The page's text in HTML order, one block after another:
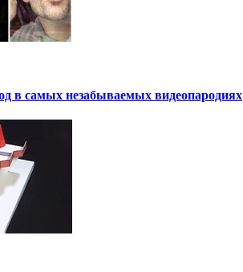
в самых незабываемых видеопародиях